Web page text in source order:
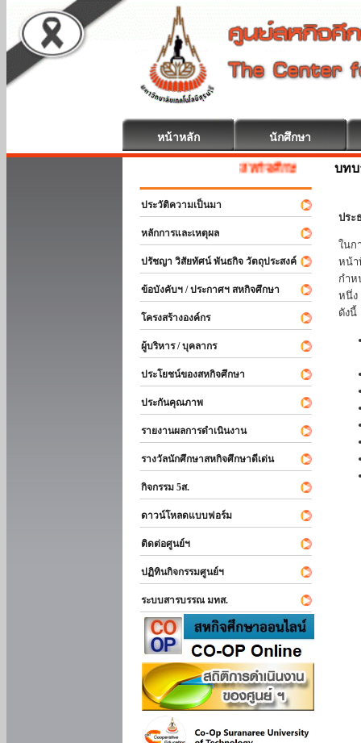
หน้าหลัก นักศึกษา
สหกิจศึกษา ยินดีต้อนรับ
ประวัติความเป็นมา
หลักการและเหตุผล
ปรัชญา วิสัยทัศน์ พันธกิจ วัตถุประสงค์
ข้อบังคับฯ / ประกาศฯ สหกิจศึกษา
โครงสร้างองค์กร
ผู้บริหาร / บุคลากร
ประโยชน์ของสหกิจศึกษา
ประกันคุณภาพ
รายงานผลการดำเนินงาน
รางวัลนักศึกษาสหกิจศึกษาดีเด่น
กิจกรรม 5ส.
ดาวน์โหลดแบบฟอร์ม
ติดต่อศูนย์ฯ
ปฏิทินกิจกรรมศูนย์ฯ
ระบบสารบรรณ มทส.
บทบ
ประ
ในก
หน้า
กำห
หนึ่ง
ดังนี้